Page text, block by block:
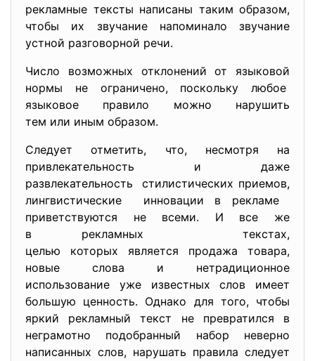
рекламные тексты написаны таким образом,
чтобы их звучание напоминало звучание
устной разговорной речи.
Число возможных отклонений от языковой
нормы не ограничено, поскольку любое
языковое правило можно нарушить
тем или иным образом.
Следует отметить, что, несмотря на
привлекательность и даже
развлекательность стилистических приемов,
лингвистические инновации в рекламе
приветствуются не всеми. И все же
в рекламных текстах,
целью которых является продажа товара,
новые слова и нетрадиционное
использование уже известных слов имеет
большую ценность. Однако для того, чтобы
яркий рекламный текст не превратился в
неграмотно подобранный набор неверно
написанных слов, нарушать правила следует